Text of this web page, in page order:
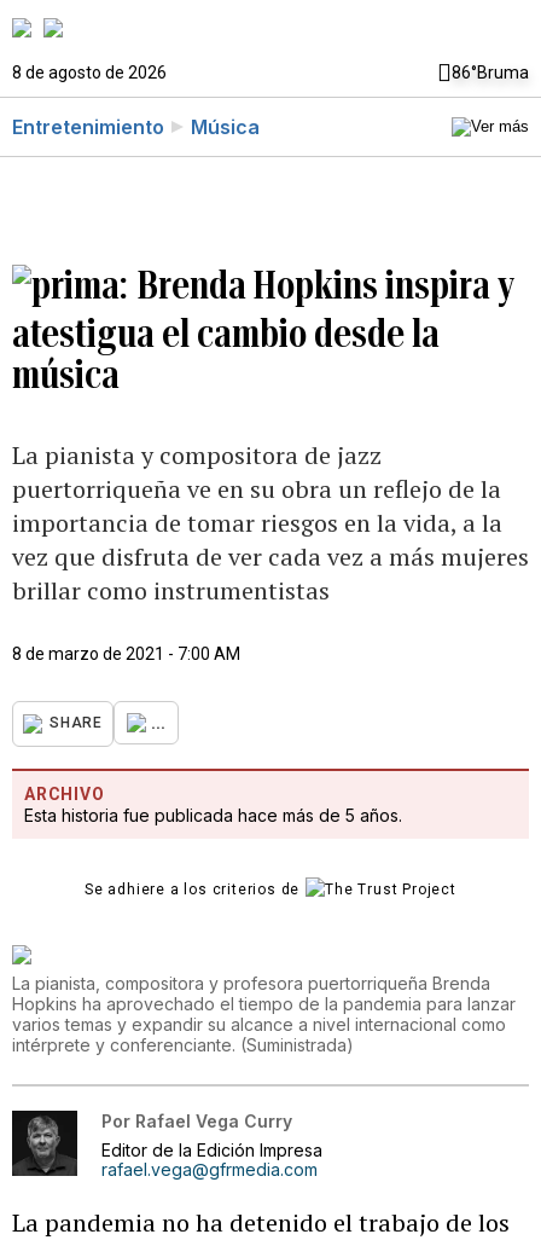
8 de agosto de 2026 86°Bruma
Entretenimiento Música
Brenda Hopkins inspira y
atestigua el cambio desde la
música
La pianista y compositora de jazz
puertorriqueña ve en su obra un reflejo de la
importancia de tomar riesgos en la vida, a la
vez que disfruta de ver cada vez a más mujeres
brillar como instrumentistas
8 de marzo de 2021 - 7:00 AM
SHARE ...
ARCHIVO
Esta historia fue publicada hace más de 5 años.
Se adhiere a los criterios de
La pianista, compositora y profesora puertorriqueña Brenda
Hopkins ha aprovechado el tiempo de la pandemia para lanzar
varios temas y expandir su alcance a nivel internacional como
intérprete y conferenciante. (Suministrada)
Por Rafael Vega Curry
Editor de la Edición Impresa
rafael.vega@gfrmedia.com
La pandemia no ha detenido el trabajo de los